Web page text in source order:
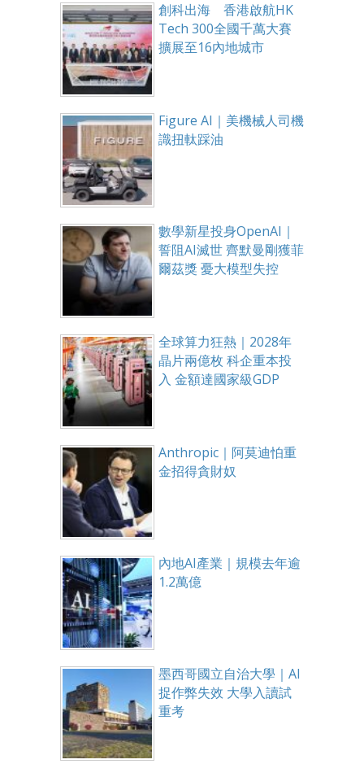
創科出海 香港啟航HK
Tech 300全國千萬大賽
擴展至16內地城市
Figure AI｜美機械人司機
識扭軚踩油
數學新星投身OpenAI｜
誓阻AI滅世 齊默曼剛獲菲
爾茲獎 憂大模型失控
全球算力狂熱｜2028年
晶片兩億枚 科企重本投
入 金額達國家級GDP
Anthropic｜阿莫迪怕重
金招得貪財奴
內地AI產業｜規模去年逾
1.2萬億
墨西哥國立自治大學｜AI
捉作弊失效 大學入讀試
重考